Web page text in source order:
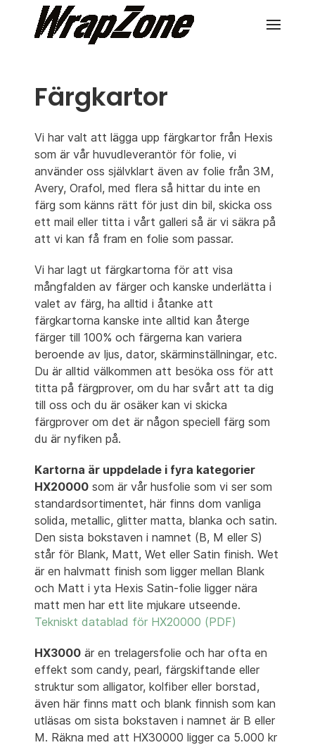
Färgkartor
Vi har valt att lägga upp färgkartor från Hexis
som är vår huvudleverantör för folie, vi
använder oss självklart även av folie från 3M,
Avery, Orafol, med flera så hittar du inte en
färg som känns rätt för just din bil, skicka oss
ett mail eller titta i vårt galleri så är vi säkra på
att vi kan få fram en folie som passar.
Vi har lagt ut färgkartorna för att visa
mångfalden av färger och kanske underlätta i
valet av färg, ha alltid i åtanke att
färgkartorna kanske inte alltid kan återge
färger till 100% och färgerna kan variera
beroende av ljus, dator, skärminställningar, etc.
Du är alltid välkommen att besöka oss för att
titta på färgprover, om du har svårt att ta dig
till oss och du är osäker kan vi skicka
färgprover om det är någon speciell färg som
du är nyfiken på.
Kartorna är uppdelade i fyra kategorier
HX20000 som är vår husfolie som vi ser som
standardsortimentet, här finns dom vanliga
solida, metallic, glitter matta, blanka och satin.
Den sista bokstaven i namnet (B, M eller S)
står för Blank, Matt, Wet eller Satin finish. Wet
är en halvmatt finish som ligger mellan Blank
och Matt i yta Hexis Satin-folie ligger nära
matt men har ett lite mjukare utseende.
Tekniskt datablad för HX20000 (PDF)
HX3000 är en trelagersfolie och har ofta en
effekt som candy, pearl, färgskiftande eller
struktur som alligator, kolfiber eller borstad,
även här finns matt och blank finnish som kan
utläsas om sista bokstaven i namnet är B eller
M. Räkna med att HX30000 ligger ca 5.000 kr